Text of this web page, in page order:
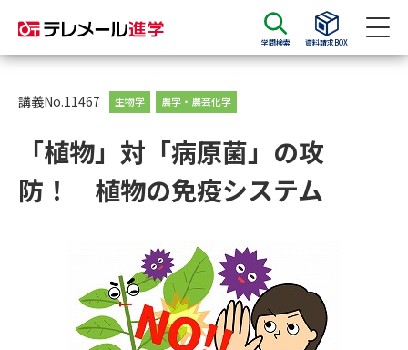
学問検索 資料請求BOX
資料請求
大学・短大の資料種類から請求
総合型選抜・学校推薦型選抜 募
大学入学共通テスト利用選抜の
募集要項＆願書
講義No.11467 生物学 農学・農芸化学
「植物」対「病原菌」の攻
防！ 植物の免疫システム